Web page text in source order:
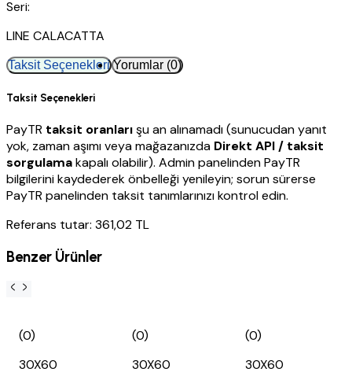
Seri:
LINE CALACATTA
Taksit Seçenekleri Yorumlar (0)
Taksit Seçenekleri
PayTR taksit oranlarışu an alınamadı (sunucudan yanıt
yok, zaman aşımı veya mağazanızda Direkt API / taksit
sorgulamakapalı olabilir). Admin panelinden PayTR
bilgilerini kaydederek önbelleği yenileyin; sorun sürerse
PayTR panelinden taksit tanımlarınızı kontrol edin.
Referans tutar: 361,02 TL
Benzer Ürünler
(0)
30X60
(0)
30X60
(0)
30X60